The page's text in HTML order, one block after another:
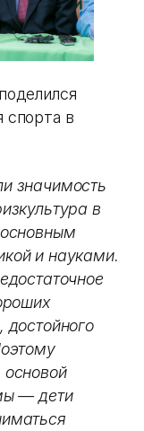
спорта в
значимость
в
и науками.
— дети